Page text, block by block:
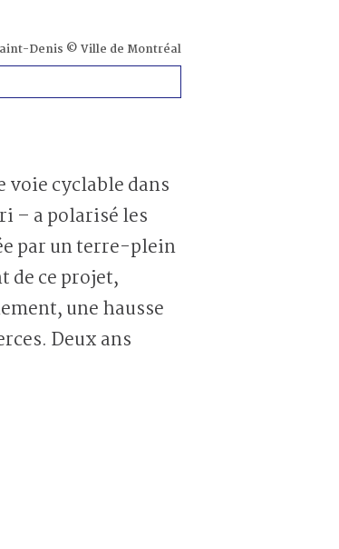
Denis © Ville de Montréal
voie cyclable dans
– a polarisé les
par un terre-plein
de ce projet,
une hausse
Deux ans